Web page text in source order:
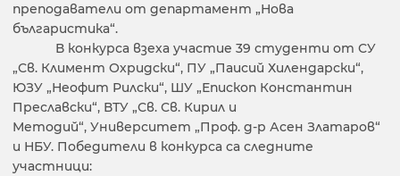
преподаватели от департамент „Нова
българистика“.
В конкурса взеха участие 39 студенти от СУ
„Св. Климент Охридски“, ПУ „Паисий Хилендарски“,
ЮЗУ „Неофит Рилски“, ШУ „Епископ Константин
Преславски“, ВТУ „Св. Св. Кирил и
Методий“, Университет „Проф. д-р Асен Златаров“
и НБУ. Победители в конкурса са следните
участници: